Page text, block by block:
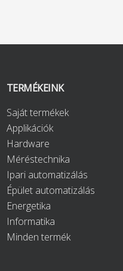
TERMÉKEINK
Saját termékek
Applikációk
Hardware
Méréstechnika
Ipari automatizálás
Épület automatizálás
Energetika
Informatika
Minden termék